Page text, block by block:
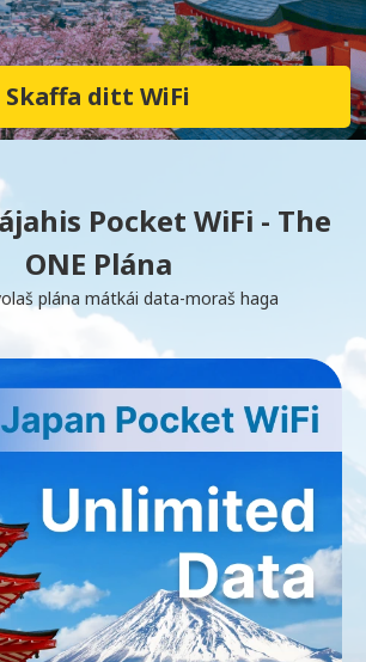
Skaffa ditt WiFi
Pocket WiFi - The
ONE Plána
plána mátkái data-moraš haga